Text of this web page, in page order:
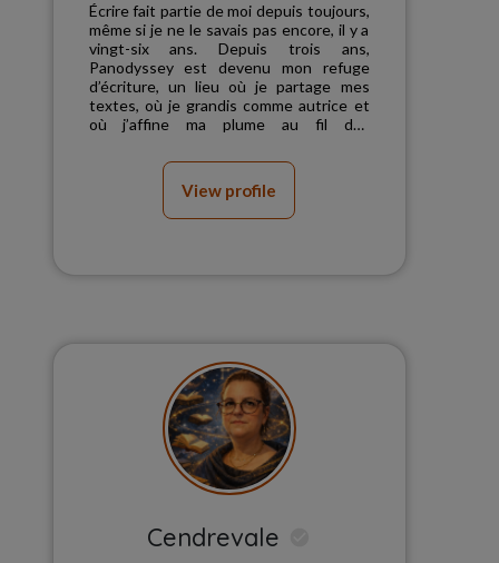
Écrire fait partie de moi depuis toujours,
même si je ne le savais pas encore, il y a
vingt-six ans. Depuis trois ans,
Panodyssey est devenu mon refuge
d’écriture, un lieu où je partage mes
textes, où je grandis comme autrice et
où j’affine ma plume au fil des
View profile
Cendrevale